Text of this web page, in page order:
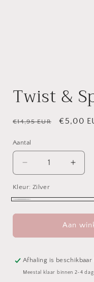
in
modaal
Twist &
Normale
€14,95 EUR €5,00
Aantal
Aantal
Aantal
verlagen
voor
Twist
Aantal
Twist
Kleur: Zilver
Aan
Afhaling is beschikbaar
Meestal klaar binnen 2-4